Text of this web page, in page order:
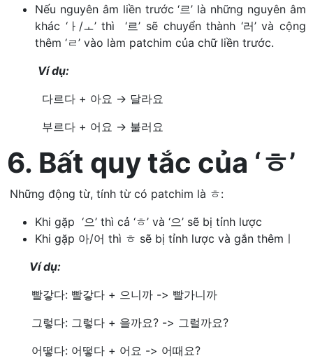
Nếu nguyên âm liền trước ‘르’ là những nguyên âm
khác ‘ㅏ/ㅗ’ thì ‘르’ sẽ chuyển thành ‘러’ và cộng
thêm ‘ㄹ’ vào làm patchim của chữ liền trước.
Ví dụ:
다르다 + 아요 → 달라요
부르다 + 어요 → 불러요
6. Bất quy tắc của ‘ㅎ’
Những động từ, tính từ có patchim là ㅎ:
Khi gặp ‘으’ thì cả ‘ㅎ’ và ‘으’ sẽ bị tỉnh lược
Khi gặp 아/어 thì ㅎ sẽ bị tỉnh lược và gắn thêmㅣ
Ví dụ:
빨갛다: 빨갛다 + 으니까 -> 빨가니까
그렇다: 그렇다 + 을까요? -> 그럴까요?
어떻다: 어떻다 + 어요 -> 어때요?